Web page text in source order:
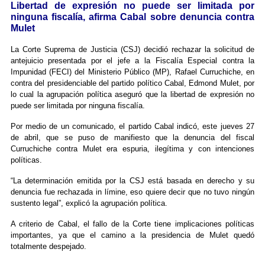
Libertad de expresión no puede ser limitada por
ninguna fiscalía, afirma Cabal sobre denuncia contra
Mulet
La Corte Suprema de Justicia (CSJ) decidió rechazar la solicitud de
antejuicio presentada por el jefe a la Fiscalía Especial contra la
Impunidad (FECI) del Ministerio Público (MP), Rafael Curruchiche, en
contra del presidenciable del partido político Cabal, Edmond Mulet, por
lo cual la agrupación política aseguró que la libertad de expresión no
puede ser limitada por ninguna fiscalía.
Por medio de un comunicado, el partido Cabal indicó, este jueves 27
de abril, que se puso de manifiesto que la denuncia del fiscal
Curruchiche contra Mulet era espuria, ilegítima y con intenciones
políticas.
“La determinación emitida por la CSJ está basada en derecho y su
denuncia fue rechazada in límine, eso quiere decir que no tuvo ningún
sustento legal”, explicó la agrupación política.
A criterio de Cabal, el fallo de la Corte tiene implicaciones políticas
importantes, ya que el camino a la presidencia de Mulet quedó
totalmente despejado.